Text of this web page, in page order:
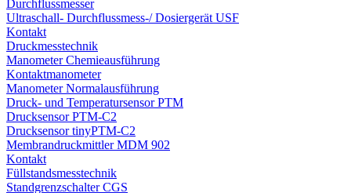
Durchflussmesser
Ultraschall- Durchflussmess-/ Dosiergerät USF
Kontakt
Druckmesstechnik
Manometer Chemieausführung
Kontaktmanometer
Manometer Normalausführung
Druck- und Temperatursensor PTM
Drucksensor PTM-C2
Drucksensor tinyPTM-C2
Membrandruckmittler MDM 902
Kontakt
Füllstandsmesstechnik
Standgrenzschalter CGS